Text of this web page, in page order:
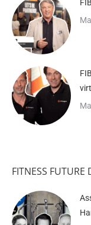
FITNESS FUTURE